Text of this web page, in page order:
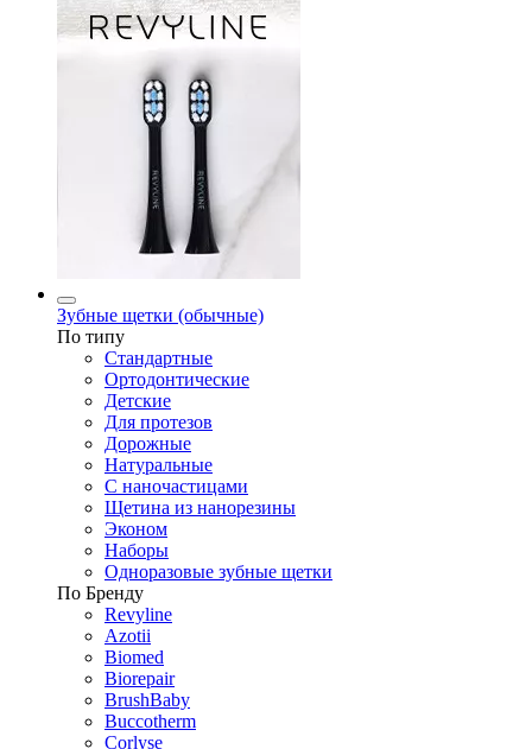
Зубные щетки (обычные)
По типу
Стандартные
Ортодонтические
Детские
Для протезов
Дорожные
Натуральные
С наночастицами
Щетина из нанорезины
Эконом
Наборы
Одноразовые зубные щетки
По Бренду
Revyline
Azotii
Biomed
Biorepair
BrushBaby
Buccotherm
Corlyse